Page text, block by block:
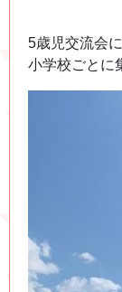
5歳児交流会
小学校ごとに